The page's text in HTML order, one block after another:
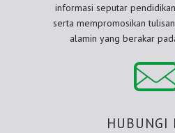
informasi seputar
serta mempromosikan
alamin yang berakar
HUBUNGI